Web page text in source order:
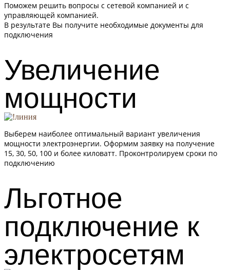
Поможем решить вопросы с сетевой компанией и с
управляющей компанией.
В результате Вы получите необходимые документы для
подключения
Увеличение
мощности
Выберем наиболее оптимальный вариант увеличения
мощности электроэнергии. Оформим заявку на получение
15, 30, 50, 100 и более киловатт. Проконтролируем сроки по
подключению
Льготное
подключение к
электросетям